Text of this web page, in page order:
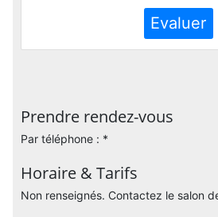
Evaluer
Prendre rendez-vous
Par téléphone : *
Horaire & Tarifs
Non renseignés. Contactez le salon